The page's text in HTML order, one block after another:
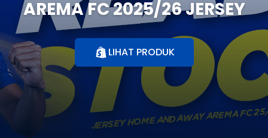
AREMA FC 2025/26 JERSEY
LIHAT PRODUK